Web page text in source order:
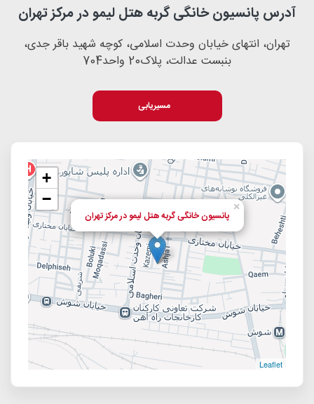
آدرس پانسیون خانگی گربه هتل لیمو در مرکز تهران
تهران، انتهای خیابان وحدت اسلامی، کوچه شهید باقر جدی،
بنبست عدالت، پلاک20 واحد704
مسیریابی
پانسیون خانگی گربه هتل لیمو در مرکز تهران
×
+
−
Leaflet